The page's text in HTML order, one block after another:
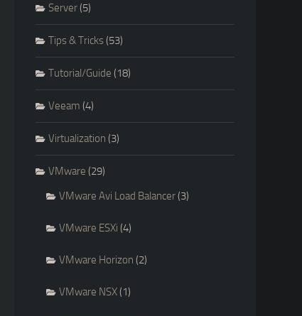
Server(5)
Tips & Tricks(53)
Tutorial/Guide (18)
Veeam (4)
Virtualization (3)
VMware (29)
VMware Avi Load Balancer(3)
VMware ESXi (4)
VMware Horizon (2)
VMware NSX(1)